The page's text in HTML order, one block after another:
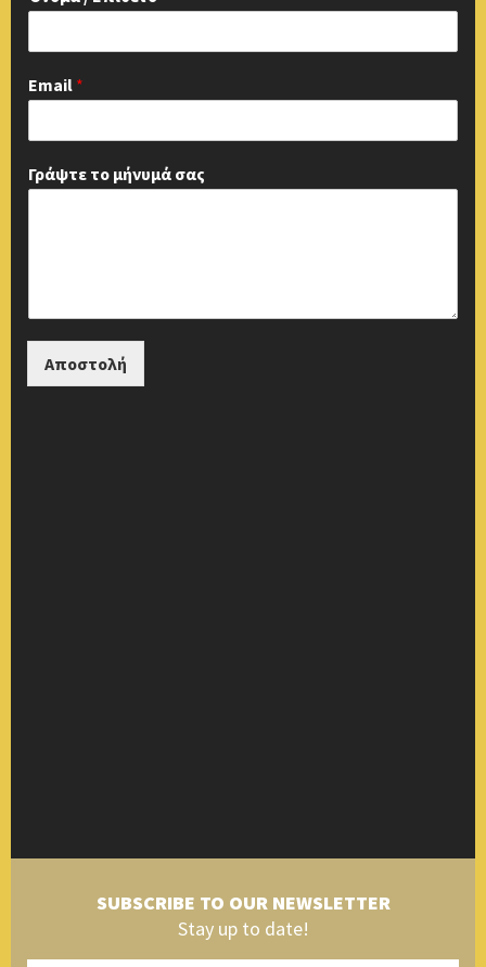
Email *
Γράψτε το μήνυμά σας
Αποστολή
SUBSCRIBE TO OUR NEWSLETTER
Stay up to date!